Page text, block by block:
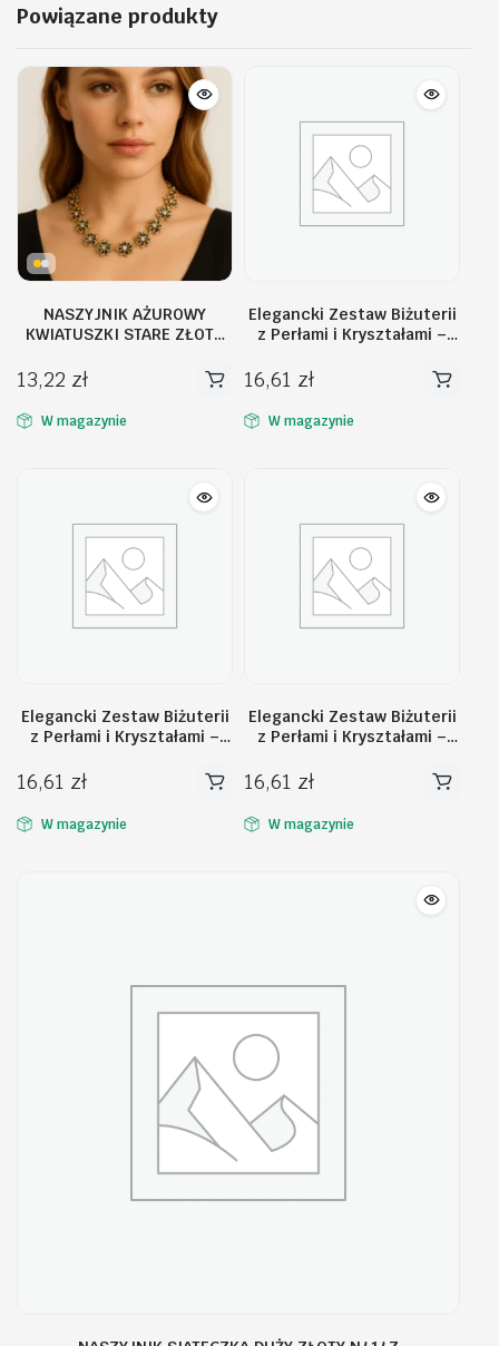
Powiązane produkty
NASZYJNIK AŻUROWY
KWIATUSZKI STARE ZŁOTO
13,22 zł
W magazynie
Elegancki Zestaw Biżuterii
z Perłami i Kryształami –
16,61 zł
W magazynie
Elegancki Zestaw Biżuterii
z Perłami i Kryształami –
16,61 zł
W magazynie
Elegancki Zestaw Biżuterii
z Perłami i Kryształami –
srebrny N1071S
16,61 zł
W magazynie